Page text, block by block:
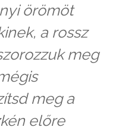
örömöt
a rossz
meg
meg a
előre